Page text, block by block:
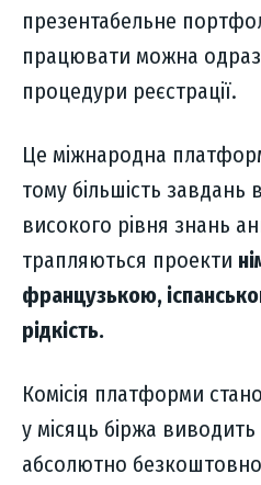
презентабельне
працювати можна
процедури реєстрації.
Це міжнародна
тому більшість завдань
високого рівня знань
трапляються проекти
французькою,
рідкість.
Комісія платформи
у місяць біржа
абсолютно